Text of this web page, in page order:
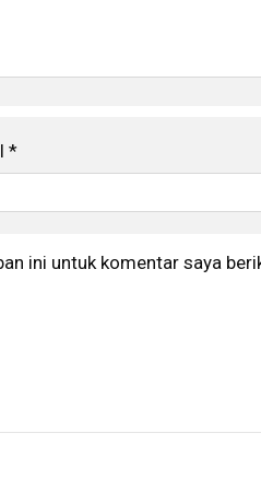
*
ini untuk komentar saya